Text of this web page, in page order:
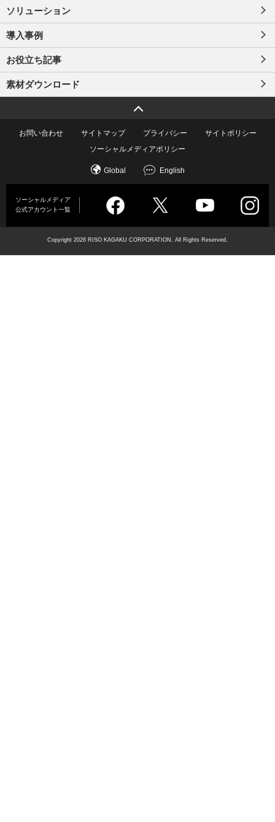
ら
か
ソリューション
導入事例
お役立ち記事
素材ダウンロード
ページトップへ戻る
お問い合わせ サイトマップ プライバシー
サイトポリシー
ソーシャルメディアポリシー
Global English
ソーシャルメディア
公式アカウント一覧
Copyright 2026 RISO KAGAKU CORPORATION. All Rights Reserved.